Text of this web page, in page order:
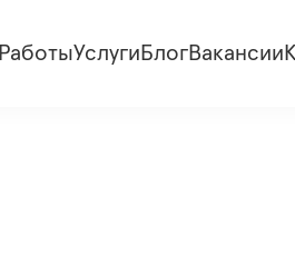
РаботыУслуги БлогВакансии